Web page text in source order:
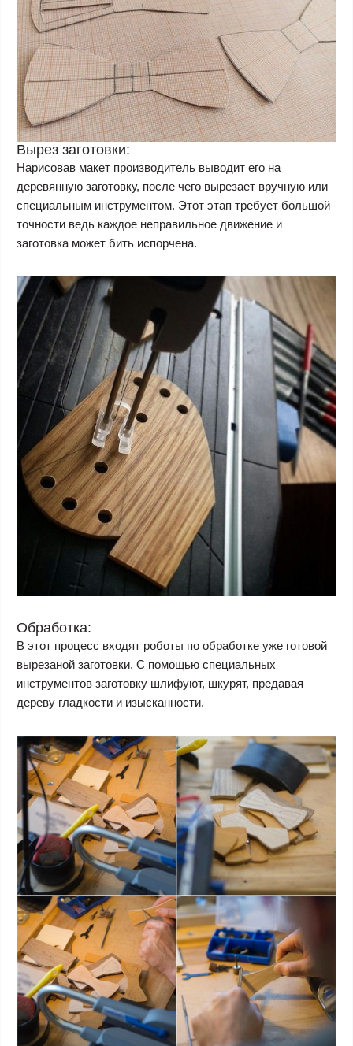
Вырез заготовки:
Нарисовав макет производитель выводит его на
деревянную заготовку, после чего вырезает вручную или
специальным инструментом. Этот этап требует большой
точности ведь каждое неправильное движение и
заготовка может бить испорчена.
Обработка:
В этот процесс входят роботы по обработке уже готовой
вырезаной заготовки. С помощью специальных
инструментов заготовку шлифуют, шкурят, предавая
дереву гладкости и изысканности.